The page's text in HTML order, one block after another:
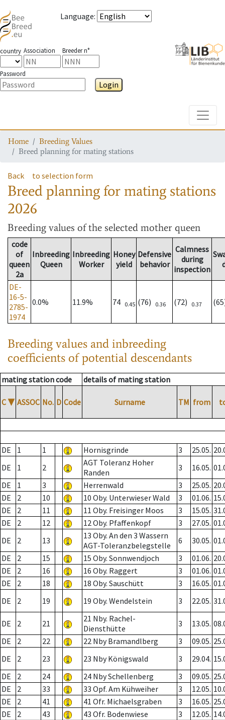
Language:
country Association Breeder n°
Password
Login
Home
Breeding Values
Breed planning for mating stations
Back to selection form
Breed planning for mating stations
2026
Breeding values of the selected mother queen
code
of
queen
2a
Inbreeding
Queen
Inbreeding
Worker
Honey
yield
Defensive
behavior
Calmness
during
inspection
DE-
16-5-
2785-
1974
0.0% 11.9% 74 0.45 (76) 0.36 (72) 0.37
Breeding values and inbreeding
coefficients of potential descendants
mating station code details of mating station
C ▼ ASSOC No. D Code Surname TM from
DE 1 1 Hornisgrinde 3 25.05.
DE
1 2
AGT Toleranz Hoher
Randen
3 16.05.
DE
1 3 Herrenwald 3 25.05.
DE
2 10 10 Oby. Unterwieser Wald 3 01.06.
DE
2 11 11 Oby. Freisinger Moos 3 15.05.
DE
2 12 12 Oby. Pfaffenkopf 3 27.05.
DE
2 13
13 Oby. An den 3 Wassern
AGT-Toleranzbelegstelle
6 30.05.
DE
2 15 15 Oby. Sonnwendjoch 3 01.06.
DE
2 16 16 Oby. Raggert 3 01.06.
DE
2 18 18 Oby. Sauschütt 3 16.05.
DE
2 19 19 Oby. Wendelstein 3 22.05.
DE 2 21
21 Nby. Rachel-
Diensthütte
3 13.05.
DE
2 22 22 Nby Bramandlberg 3 09.05.
DE
2 23 23 Nby Königswald 3 29.04.
DE
2 24 24 Nby Schellenberg 3 09.05.
DE
2 33 33 Opf. Am Kühweiher 3 12.05.
DE
2 41 41 Ofr. Michaelsgraben 3 16.05.
DE
2 43 43 Ofr. Bodenwiese 3 12.05.